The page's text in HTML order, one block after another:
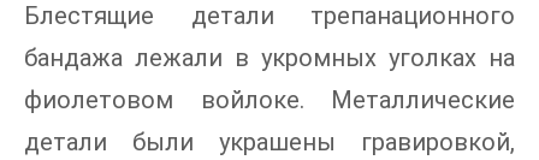
Блестящие детали трепанационного
бандажа лежали в укромных уголках на
фиолетовом войлоке. Металлические
детали были украшены гравировкой,